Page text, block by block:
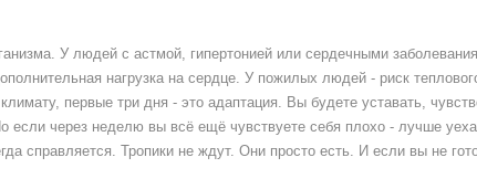
У людей с астмой, гипертонией или сердечными
нагрузка на сердце. У пожилых людей - риск
первые три дня - это адаптация. Вы будете уставать,
если через неделю вы всё ещё чувствуете себя плохо - лучше
справляется. Тропики не ждут. Они просто есть. И если вы не